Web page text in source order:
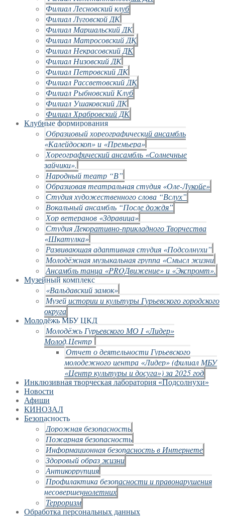
Филиал Лесновский клуб
Филиал Луговской ДК
Филиал Маршальский ДК
Филиал Матросовский ДК
Филиал Некрасовский ДК
Филиал Низовский ДК
Филиал Петровский ДК
Филиал Рассветовский ДК
Филиал Рыбновский Клуб
Филиал Ушаковский ДК
Филиал Храбровский ДК
Клубные формирования
Образцовый хореографический ансамбль
«Калейдоскоп» и «Премьера»
Хореографический ансамбль «Солнечные
зайчики».
Народный театр “В”
Образцовая театральная студия «Оле-Лукойе»
Студия художественного слова “Вслух”
Вокальный ансамбль “После дождя”
Хор ветеранов «Здравица»
Студия Декоративно-прикладного Творчества
«Шкатулка»
Развивающая адаптивная студия «Подсолнухи”
Молодёжная музыкальная группа «Смысл жизни
Ансамбль танца «PROДвижение» и «Экспромт».
Музейный комплекс
«Вальдавский замок»
Музей истории и культуры Гурьевского городского
округа
Молодёжь МБУ ЦКД
Молодёжь Гурьевского МО I «Лидер»
Молод.Центр
Отчет о деятельности Гурьевского
молодежного центра «Лидер» (филиал МБУ
«Центр культуры и досуга») за 2025 год
Инклюзивная творческая лаборатория «Подсолнухи»
Новости
Афиши
КИНОЗАЛ
Безопасность
Дорожная безопасность
Пожарная безопасность
Информационная безопасность в Интернете
Здоровый образ жизни
Антикоррупция
Профилактика безопасности и правонарушения
несовершеннолетних
Терроризм
Обработка персональных данных